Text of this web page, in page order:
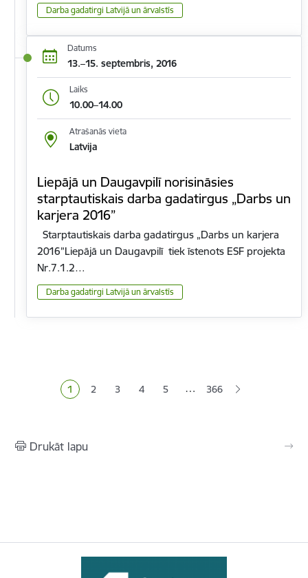
Darba gadatirgi Latvijā un ārvalstīs
Datums
13.–15. septembris, 2016
Laiks
10.00–14.00
Atrašanās vieta
Latvija
Liepājā un Daugavpilī norisināsies
starptautiskais darba gadatirgus „Darbs un
karjera 2016”
Starptautiskais darba gadatirgus „Darbs un karjera
2016”Liepājā un Daugavpilī tiek īstenots ESF projekta
Nr.7.1.2…
Darba gadatirgi Latvijā un ārvalstīs
Pašreizējā lapa
1 Lapa
2 Lapa
3 Lapa
4 Lapa
5 … 366
Drukāt lapu